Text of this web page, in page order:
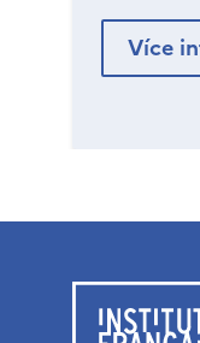
Více